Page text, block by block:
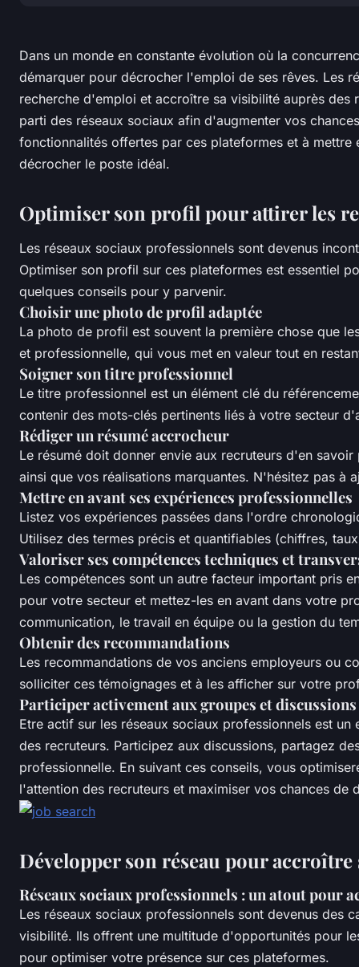
Dans un monde en constante évolution où la
démarquer pour décrocher l'emploi de ses rêves. Les
recherche d'emploi et accroître sa visibilité auprès
parti des réseaux sociaux afin d'augmenter vos
fonctionnalités offertes par ces plateformes et à
décrocher le poste idéal.
Optimiser son profil pour attirer les
Les réseaux sociaux professionnels sont devenus
Optimiser son profil sur ces plateformes est essentiel
quelques conseils pour y parvenir.
Choisir une photo de profil adaptée
La photo de profil est souvent la première chose que
et professionnelle, qui vous met en valeur tout en
Soigner son titre professionnel
Le titre professionnel est un élément clé du
contenir des mots-clés pertinents liés à votre secteur
Rédiger un résumé accrocheur
Le résumé doit donner envie aux recruteurs d'en
ainsi que vos réalisations marquantes. N'hésitez pas à
Mettre en avant ses expériences professionnelles
Listez vos expériences passées dans l'ordre
Utilisez des termes précis et quantifiables (chiffres,
Valoriser ses compétences techniques et
Les compétences sont un autre facteur important pris
pour votre secteur et mettez-les en avant dans votre
communication, le travail en équipe ou la gestion du
Obtenir des recommandations
Les recommandations de vos anciens employeurs ou
solliciter ces témoignages et à les afficher sur votre
Participer activement aux groupes et discussions
Etre actif sur les réseaux sociaux professionnels est
des recruteurs. Participez aux discussions, partagez
professionnelle. En suivant ces conseils, vous
l'attention des recruteurs et maximiser vos chances de
Développer son réseau pour
Réseaux sociaux professionnels : un atout pour
Les réseaux sociaux professionnels sont devenus des
visibilité. Ils offrent une multitude d'opportunités pour
pour optimiser votre présence sur ces plateformes.